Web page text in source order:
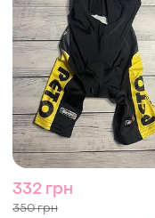
332 грн
350 грн